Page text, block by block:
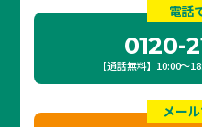
電話
0120-
【通話無料】10:00〜
メー